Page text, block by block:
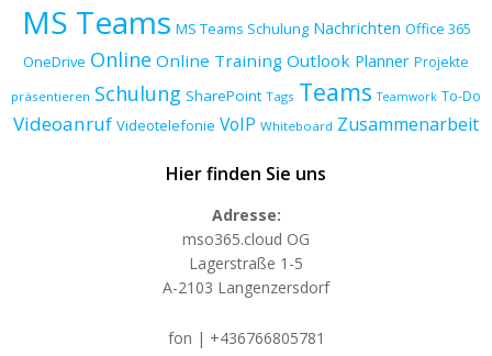
MS Teams MS Teams Schulung Nachrichten Office 365
OneDrive Online Online Training Outlook Planner Projekte
präsentieren Schulung SharePoint Tags Teams Teamwork To-Do
Videoanruf Videotelefonie VoIP Whiteboard Zusammenarbeit
Hier finden Sie uns
Adresse:
mso365.cloud OG
Lagerstraße 1-5
A-2103 Langenzersdorf
fon | +436766805781